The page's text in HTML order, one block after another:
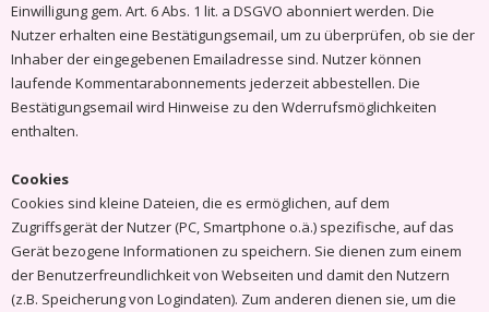
Einwilligung gem. Art. 6 Abs. 1 lit. a DSGVO abonniert werden. Die
Nutzer erhalten eine Bestätigungsemail, um zu überprüfen, ob sie der
Inhaber der eingegebenen Emailadresse sind. Nutzer können
laufende Kommentarabonnements jederzeit abbestellen. Die
Bestätigungsemail wird Hinweise zu den Wderrufsmöglichkeiten
enthalten.
Cookies
Cookies sind kleine Dateien, die es ermöglichen, auf dem
Zugriffsgerät der Nutzer (PC, Smartphone o.ä.) spezifische, auf das
Gerät bezogene Informationen zu speichern. Sie dienen zum einem
der Benutzerfreundlichkeit von Webseiten und damit den Nutzern
(z.B. Speicherung von Logindaten). Zum anderen dienen sie, um die